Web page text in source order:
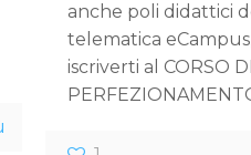
anche poli didattici
telematica
iscriverti al CORSO DI